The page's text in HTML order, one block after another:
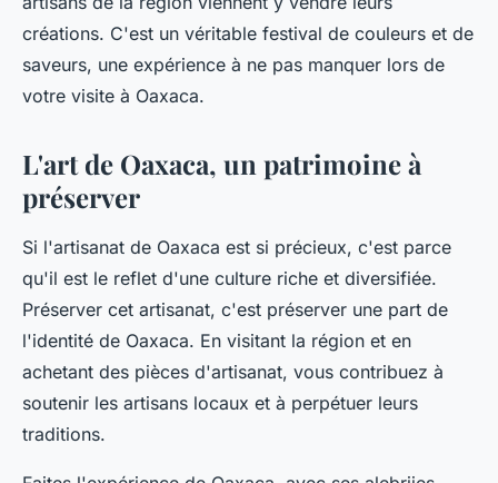
créations. C'est un véritable festival de couleurs et de
saveurs, une expérience à ne pas manquer lors de
votre visite à Oaxaca.
L'art de Oaxaca, un patrimoine à
préserver
Si l'artisanat de Oaxaca est si précieux, c'est parce
qu'il est le reflet d'une culture riche et diversifiée.
Préserver cet artisanat, c'est préserver une part de
l'identité de Oaxaca. En visitant la région et en
achetant des pièces d'artisanat, vous contribuez à
soutenir les artisans locaux et à perpétuer leurs
traditions.